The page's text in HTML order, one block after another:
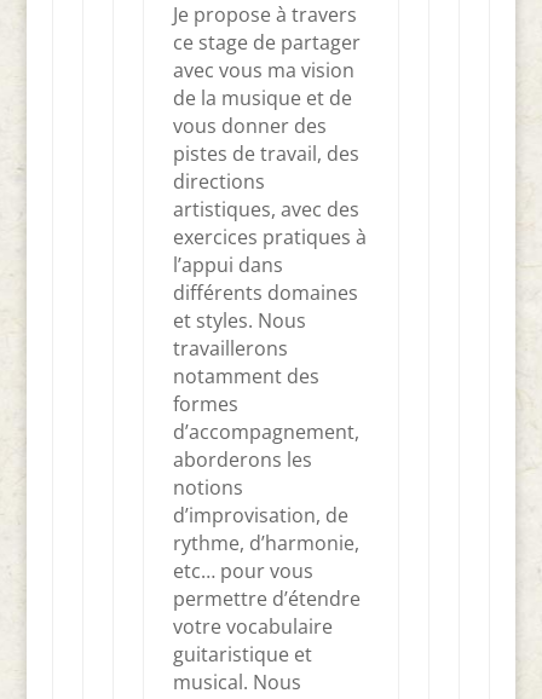
Je propose à travers
ce stage de partager
avec vous ma vision
de la musique et de
vous donner des
pistes de travail, des
directions
artistiques, avec des
exercices pratiques à
l’appui dans
différents domaines
et styles. Nous
travaillerons
notamment des
formes
d’accompagnement,
aborderons les
notions
d’improvisation, de
rythme, d’harmonie,
etc… pour vous
permettre d’étendre
votre vocabulaire
guitaristique et
musical. Nous